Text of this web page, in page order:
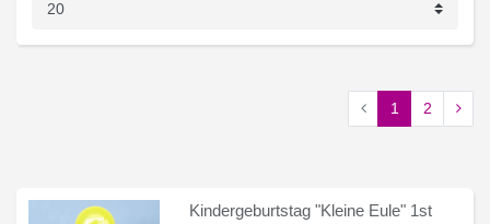
1 2
Kindergeburtstag "Kleine Eule" 1st